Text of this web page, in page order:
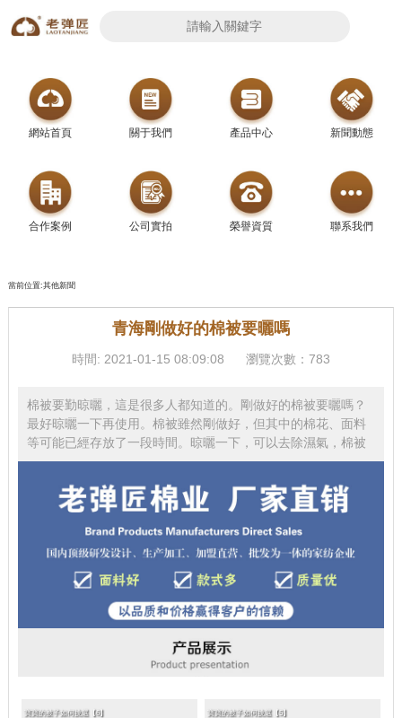
網站首頁 關于我們 產品中心 新聞動態
合作案例 公司實拍 榮譽資質 聯系我們
當前位置:其他新聞
青海剛做好的棉被要曬嗎
時間: 2021-01-15 08:09:08 瀏覽次數：783
棉被要勤晾曬，這是很多人都知道的。剛做好的棉被要曬嗎？
最好晾曬一下再使用。棉被雖然剛做好，但其中的棉花、面料
等可能已經存放了一段時間。晾曬一下，可以去除濕氣，棉被
寶寶的被子如何挑選【6】 寶寶的被子如何挑選【5】